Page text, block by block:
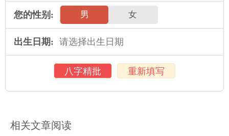
对于事业发展而言，地支三合的人生活稳定，工作较为顺利。同
时，他们也比较注重团结和合作，较善于与他人合作完成共同目
优点而盲目地相信自己，需要认真思考每一次进步的机会，并且
在工作过程中尽可能地对自己的能力和优点进行合理的规划。
殊的属相组合，在性格和事业发展上都会产生一定的影响。对于
您的性别: 男 女
出生日期:
八字精批 重新填写
相关文章阅读